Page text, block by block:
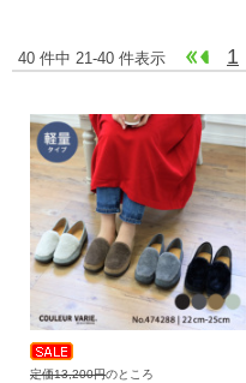
40 件中 21-40 件表示 1
定価13,200円のところ